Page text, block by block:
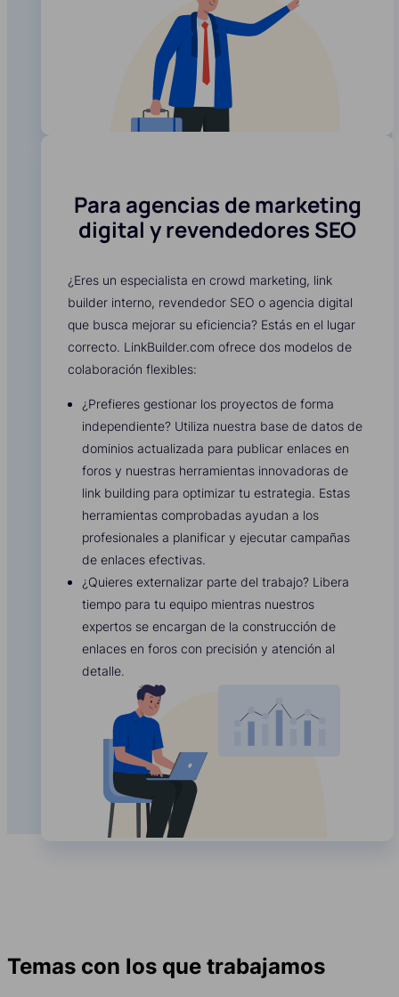
Para agencias de marketing
digital y revendedores SEO
¿Eres un especialista en crowd marketing, link
builder interno, revendedor SEO o agencia digital
que busca mejorar su eficiencia? Estás en el lugar
correcto. LinkBuilder.com ofrece dos modelos de
colaboración flexibles:
¿Prefieres gestionar los proyectos de forma
independiente? Utiliza nuestra base de datos de
dominios actualizada para publicar enlaces en
foros y nuestras herramientas innovadoras de
link building para optimizar tu estrategia. Estas
herramientas comprobadas ayudan a los
profesionales a planificar y ejecutar campañas
de enlaces efectivas.
¿Quieres externalizar parte del trabajo? Libera
tiempo para tu equipo mientras nuestros
expertos se encargan de la construcción de
enlaces en foros con precisión y atención al
detalle.
Temas con los que trabajamos